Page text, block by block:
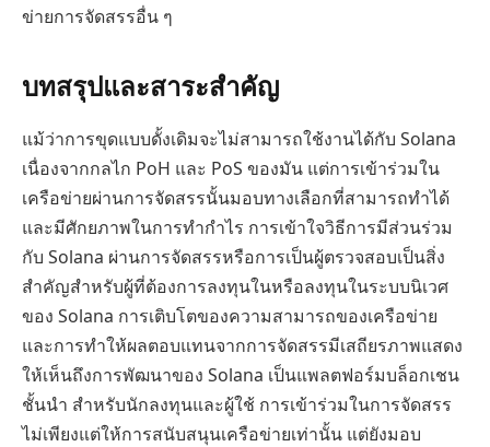
ข่ายการจัดสรรอื่น ๆ
บทสรุปและสาระสำคัญ
แม้ว่าการขุดแบบดั้งเดิมจะไม่สามารถใช้งานได้กับ Solana
เนื่องจากกลไก PoH และ PoS ของมัน แต่การเข้าร่วมใน
เครือข่ายผ่านการจัดสรรนั้นมอบทางเลือกที่สามารถทำได้
และมีศักยภาพในการทำกำไร การเข้าใจวิธีการมีส่วนร่วม
กับ Solana ผ่านการจัดสรรหรือการเป็นผู้ตรวจสอบเป็นสิ่ง
สำคัญสำหรับผู้ที่ต้องการลงทุนในหรือลงทุนในระบบนิเวศ
ของ Solana การเติบโตของความสามารถของเครือข่าย
และการทำให้ผลตอบแทนจากการจัดสรรมีเสถียรภาพแสดง
ให้เห็นถึงการพัฒนาของ Solana เป็นแพลตฟอร์มบล็อกเชน
ชั้นนำ สำหรับนักลงทุนและผู้ใช้ การเข้าร่วมในการจัดสรร
ไม่เพียงแต่ให้การสนับสนุนเครือข่ายเท่านั้น แต่ยังมอบ